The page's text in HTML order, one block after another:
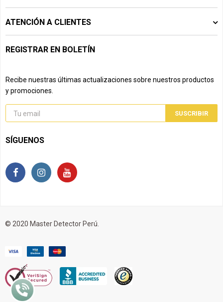
ATENCIÓN A CLIENTES
REGISTRAR EN BOLETÍN
Recibe nuestras últimas actualizaciones sobre nuestros productos
y promociones.
SÍGUENOS
© 2020 Master Detector Perú.